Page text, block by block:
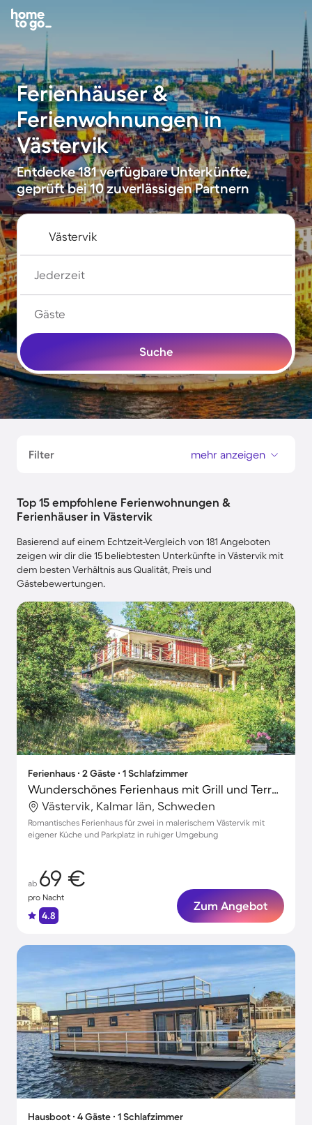
Ferienhäuser &
Ferienwohnungen in
Västervik
Entdecke 181 verfügbare Unterkünfte,
geprüft bei 10 zuverlässigen Partnern
Jederzeit
Gäste
Suche
Filter mehr anzeigen
Top 15 empfohlene Ferienwohnungen &
Ferienhäuser in Västervik
Basierend auf einem Echtzeit-Vergleich von 181 Angeboten
zeigen wir dir die 15 beliebtesten Unterkünfte in Västervik mit
dem besten Verhältnis aus Qualität, Preis und
Gästebewertungen.
Ferienhaus ∙ 2 Gäste ∙ 1 Schlafzimmer
Wunderschönes Ferienhaus mit Grill und Terrasse | Seeblick
Västervik, Kalmar län, Schweden
Romantisches Ferienhaus für zwei in malerischem Västervik mit
eigener Küche und Parkplatz in ruhiger Umgebung
ab 69 €
pro Nacht
4.8
Zum Angebot
Hausboot ∙ 4 Gäste ∙ 1 Schlafzimmer